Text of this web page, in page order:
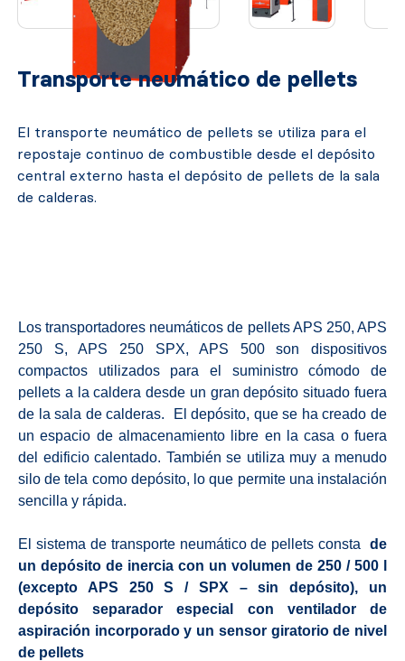
Transporte neumático de pellets
El transporte neumático de pellets se utiliza para el
repostaje continuo de combustible desde el depósito
central externo hasta el depósito de pellets de la sala
de calderas.
Los transportadores neumáticos de pellets APS 250, APS
250 S, APS 250 SPX, APS 500 son dispositivos
compactos utilizados para el suministro cómodo de
pellets a la caldera desde un gran depósito situado fuera
de la sala de calderas. El depósito, que se ha creado de
un espacio de almacenamiento libre en la casa o fuera
del edificio calentado. También se utiliza muy a menudo
silo de tela como depósito, lo que permite una instalación
sencilla y rápida.
El sistema de transporte neumático de pellets consta
de
un depósito de inercia con un volumen de 250 / 500 l
(excepto APS 250 S / SPX – sin depósito), un
depósito separador especial con ventilador de
aspiración incorporado y un sensor giratorio de nivel
de pellets